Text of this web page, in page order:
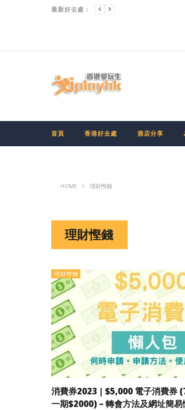
最新好去處：
九龍
首頁 香港好去處 酒店分享
HOME 理財慳錢
理財慳錢
理財慳錢
消費券2023 | $5,000 電子消費券
一期$2000) – 轉會方法及網址簡易